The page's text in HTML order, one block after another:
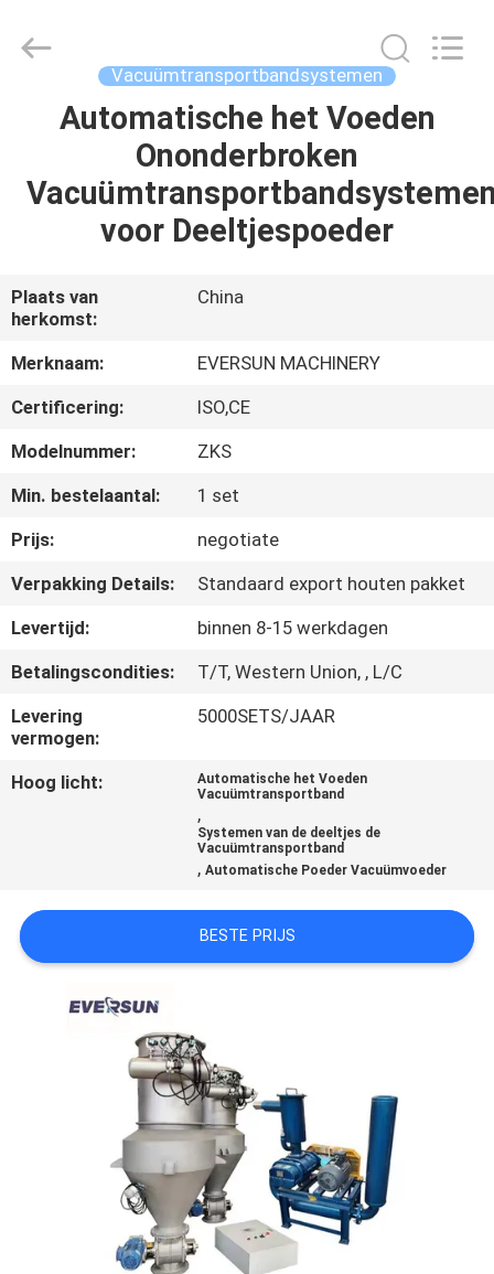
HUIS
PRODUCTEN
SHOW
ONGEVEER
ONS
KWALITEITSCONTROLE
CONTACTEER
VERZOEK
OM EEN
CITAAT
PRIVACYBELEID
Vacuümtransportbandsystemen
Automatische het Voeden
Ononderbroken
voor Deeltjespoeder
Plaats van
herkomst:
China
Merknaam:
EVERSUN MACHINERY
Certificering:
ISO,CE
Modelnummer:
ZKS
Min. bestelaantal:
1 set
Prijs:
negotiate
Verpakking Details:
Standaard export houten pakket
Levertijd:
binnen 8-15 werkdagen
Betalingscondities:
T/T, Western Union, , L/C
Levering
vermogen:
5000SETS/JAAR
Hoog licht:
Automatische het Voeden
Vacuümtransportband
,
Systemen van de deeltjes de
Vacuümtransportband
,Automatische Poeder Vacuümvoeder
BESTE PRIJS